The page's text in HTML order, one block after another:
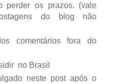
perder os prazos. (vale
do blog não
comentários fora do
no Brasil
neste post após o